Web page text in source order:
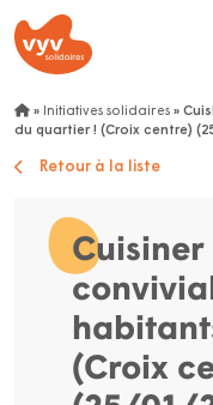
» Initiatives solidaires »
du quartier ! (Croix centre)
Retour à la liste
(Croix